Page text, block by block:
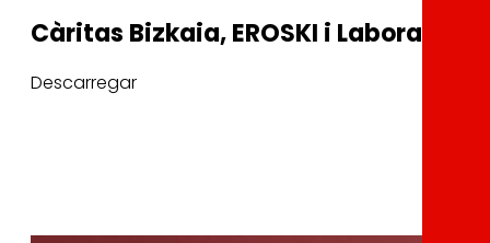
Càritas Bizkaia, EROSKI i Laboral
Descarregar